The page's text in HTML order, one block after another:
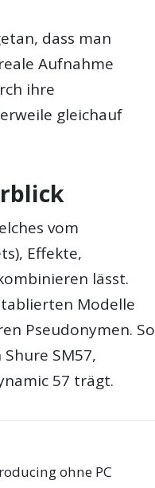
dass man
Aufnahme
ihre
gleichauf
vom
Effekte,
lässt.
Modelle
Pseudonymen. So
SM57,
57 trägt.
ohne PC